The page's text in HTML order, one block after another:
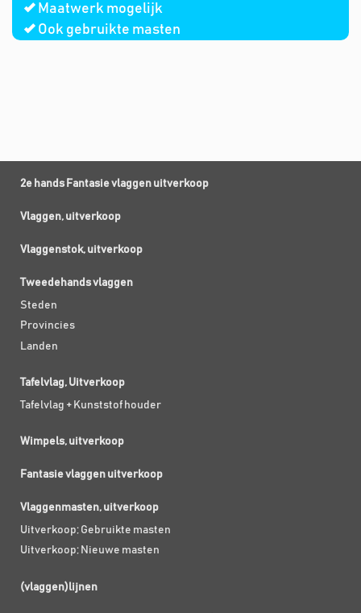
Maatwerk mogelijk
Ook gebruikte masten
2e hands Fantasie vlaggen uitverkoop
Vlaggen, uitverkoop
Vlaggenstok, uitverkoop
Tweedehands vlaggen
Steden
Provincies
Landen
Tafelvlag, Uitverkoop
Tafelvlag + Kunststof houder
Wimpels, uitverkoop
Fantasie vlaggen uitverkoop
Vlaggenmasten, uitverkoop
Uitverkoop; Gebruikte masten
Uitverkoop; Nieuwe masten
(vlaggen)lijnen